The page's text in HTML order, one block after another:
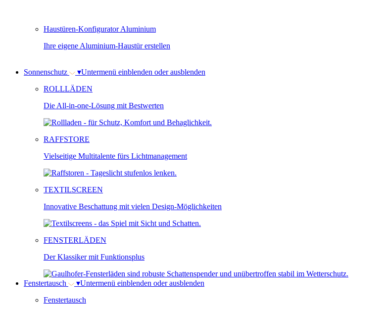
Haustüren-Konfigurator Aluminium
Ihre eigene Aluminium-Haustür erstellen
Sonnenschutz ▾Untermenü einblenden oder ausblenden
ROLLLÄDEN
Die All-in-one-Lösung mit Bestwerten
RAFFSTORE
Vielseitige Multitalente fürs Lichtmanagement
TEXTILSCREEN
Innovative Beschattung mit vielen Design-Möglichkeiten
FENSTERLÄDEN
Der Klassiker mit Funktionsplus
Fenstertausch ▾Untermenü einblenden oder ausblenden
Fenstertausch